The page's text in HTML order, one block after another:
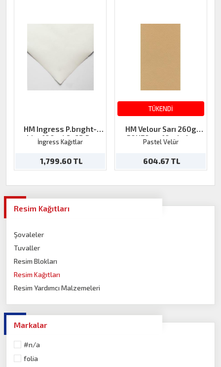
Resim Kağıtları
Şovaleler
Tuvaller
Resim Blokları
Resim Kağıtları
Resim Yardımcı Malzemeleri
Markalar
#n/a
folia
HM Ingress P.brıght-
white 100g 48x62,5cm
İngress Kağıtlar
1,799.60 TL
TÜKENDİ
HM Velour Sarı 260g
50X70cm 10tabaka
Pastel Velür
604.67 TL